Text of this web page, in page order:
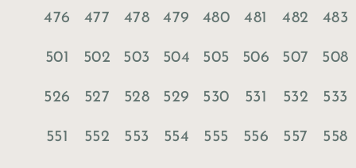
476 477 478 479 480 481 482 483
501 502 503 504 505 506 507 508
526 527 528 529 530 531 532 533
551 552 553 554 555 556 557 558